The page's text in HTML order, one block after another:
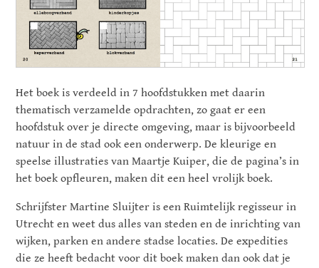
Het boek is verdeeld in 7 hoofdstukken met daarin
thematisch verzamelde opdrachten, zo gaat er een
hoofdstuk over je directe omgeving, maar is bijvoorbeeld
natuur in de stad ook een onderwerp. De kleurige en
speelse illustraties van Maartje Kuiper, die de pagina’s in
het boek opfleuren, maken dit een heel vrolijk boek.
Schrijfster Martine Sluijter is een Ruimtelijk regisseur in
Utrecht en weet dus alles van steden en de inrichting van
wijken, parken en andere stadse locaties. De expedities
die ze heeft bedacht voor dit boek maken dan ook dat je